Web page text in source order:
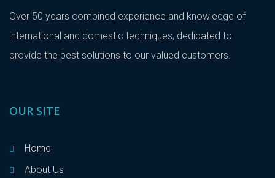
Over 50 years combined experience and knowledge of
international and domestic techniques, dedicated to
provide the best solutions to our valued customers.
OUR SITE
Home
About Us